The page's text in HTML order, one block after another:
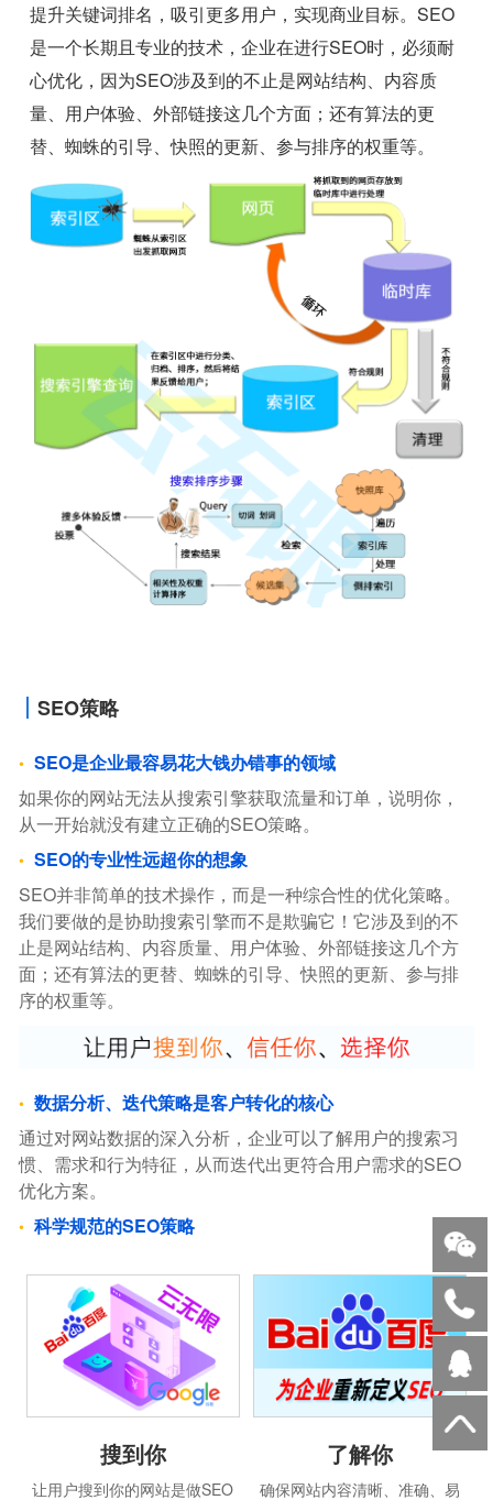
提升关键词排名，吸引更多用户，实现商业目标。SEO
是一个长期且专业的技术，企业在进行SEO时，必须耐
心优化，因为SEO涉及到的不止是网站结构、内容质
量、用户体验、外部链接这几个方面；还有算法的更
替、蜘蛛的引导、快照的更新、参与排序的权重等。
SEO策略
SEO是企业最容易花大钱办错事的领域
如果你的网站无法从搜索引擎获取流量和订单，说明你，
从一开始就没有建立正确的SEO策略。
SEO的专业性远超你的想象
SEO并非简单的技术操作，而是一种综合性的优化策略。
我们要做的是协助搜索引擎而不是欺骗它！它涉及到的不
止是网站结构、内容质量、用户体验、外部链接这几个方
面；还有算法的更替、蜘蛛的引导、快照的更新、参与排
序的权重等。
数据分析、迭代策略是客户转化的核心
通过对网站数据的深入分析，企业可以了解用户的搜索习
惯、需求和行为特征，从而迭代出更符合用户需求的SEO
优化方案。
科学规范的SEO策略
搜到你
让用户搜到你的网站是做SEO
了解你
确保网站内容清晰、准确、易